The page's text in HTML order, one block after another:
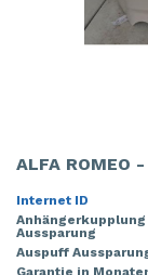
ALFA ROMEO
Internet ID
Anhängerkupplung
Aussparung
Auspuff
Garantie in